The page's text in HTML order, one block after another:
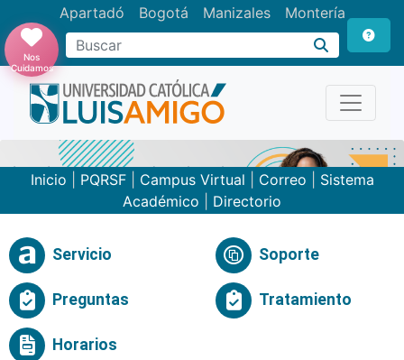
Apartadó Bogotá Manizales Montería
Buscar
Nos
Cuidamos
Inicio PQRSF| Campus Virtual Correo
Sistema
Académico
Directorio
Servicio Soporte
Preguntas Tratamiento
Horarios